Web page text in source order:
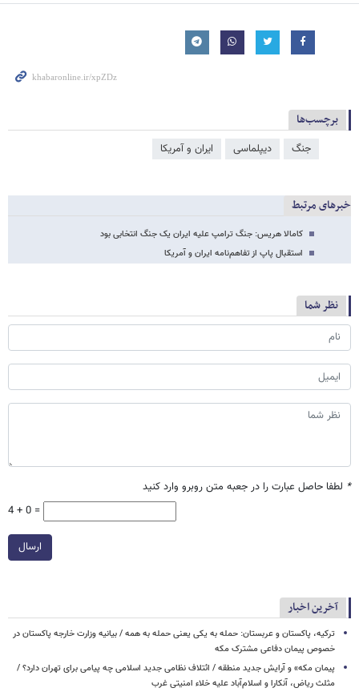
برچسب‌ها
جنگ دیپلماسی ایران و آمریکا
خبرهای مرتبط
کامالا هریس: جنگ ترامپ علیه ایران یک جنگ انتخابی بود
استقبال پاپ از تفاهم‌نامه ایران و آمریکا
نظر شما
* لطفا حاصل عبارت را در جعبه متن روبرو وارد کنید
4 + 0 =
ارسال
آخرین اخبار
ترکیه، پاکستان و عربستان: حمله به یکی یعنی حمله به همه / بیانیه وزارت خارجه پاکستان در
خصوص پیمان دفاعی مشترک مکه
پیمان مکه» و آرایش جدید منطقه / ائتلاف نظامی جدید اسلامی چه پیامی برای تهران دارد؟ /
مثلث ریاض، آنکارا و اسلام‌آباد علیه خلاء امنیتی غرب